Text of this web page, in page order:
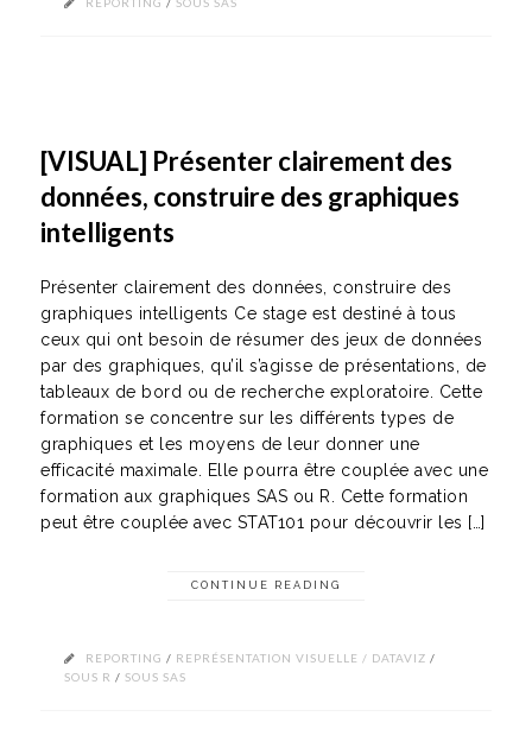
[VISUAL] Présenter clairement des
données, construire des graphiques
intelligents
Présenter clairement des données, construire des
graphiques intelligents Ce stage est destiné à tous
ceux qui ont besoin de résumer des jeux de données
par des graphiques, qu’il s’agisse de présentations, de
tableaux de bord ou de recherche exploratoire. Cette
formation se concentre sur les différents types de
graphiques et les moyens de leur donner une
efficacité maximale. Elle pourra être couplée avec une
formation aux graphiques SAS ou R. Cette formation
peut être couplée avec STAT101 pour découvrir les […]
CONTINUE READING
REPORTING / REPRÉSENTATION VISUELLE / DATAVIZ /
SOUS R / SOUS SAS